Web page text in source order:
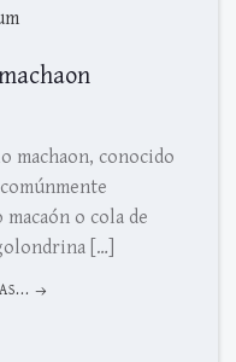
machaon, conocido
comúnmente
macaón o cola de
[…]